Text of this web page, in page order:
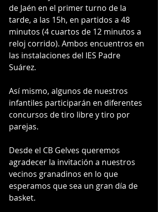
de Jaén en el primer turno de la
tarde, a las 15h, en partidos a 48
minutos (4 cuartos de 12 minutos a
reloj corrido). Ambos encuentros en
las instalaciones del IES Padre
Suárez.
Así mismo, algunos de nuestros
infantiles participarán en diferentes
concursos de tiro libre y tiro por
parejas.
Desde el CB Gelves queremos
agradecer la invitación a nuestros
vecinos granadinos en lo que
esperamos que sea un gran día de
basket.